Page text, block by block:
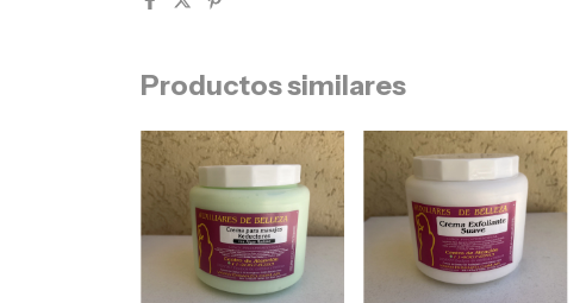
Productos similares